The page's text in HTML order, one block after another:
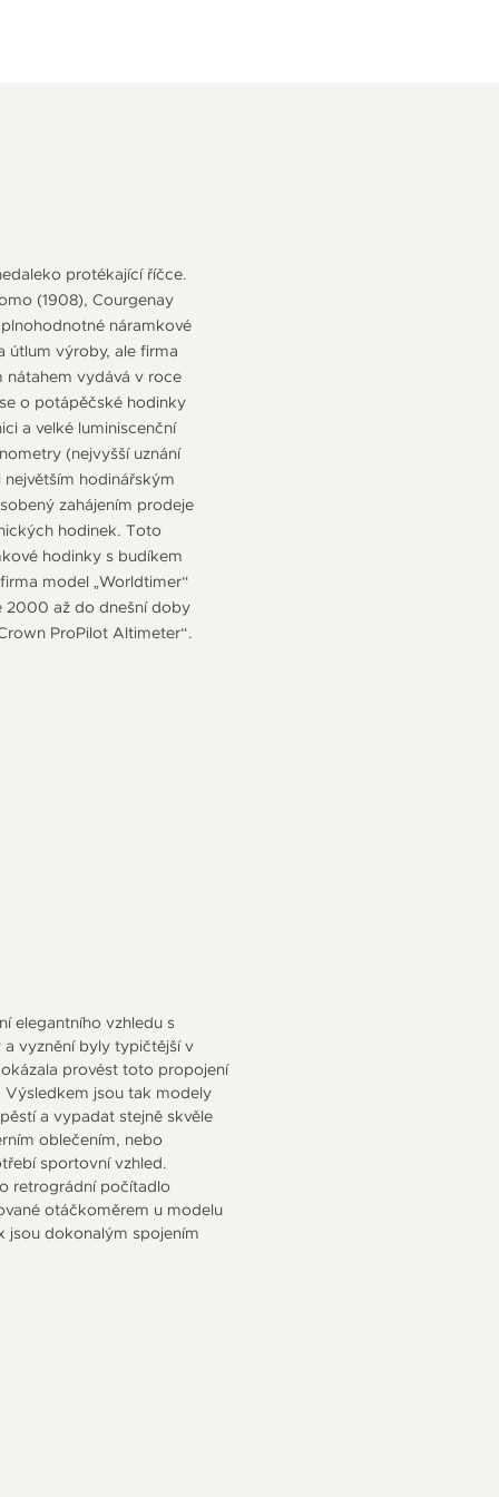
protékající říčce.
(1908), Courgenay
plnohodnotné náramkové
útlum výroby, ale firma
nátahem vydává v roce
o potápěčské hodinky
a velké luminiscenční
(nejvyšší uznání
hodinářským
zahájením prodeje
hodinek. Toto
hodinky s budíkem
model „Worldtimer“
2000 až do dnešní doby
ProPilot Altimeter“.
elegantního vzhledu s
vyznění byly typičtější v
provést toto propojení
Výsledkem jsou tak modely
a vypadat stejně skvěle
oblečením, nebo
sportovní vzhled.
retrográdní počítadlo
otáčkoměrem u modelu
jsou dokonalým spojením